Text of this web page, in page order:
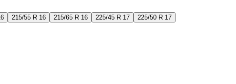
215/55 R 16 215/65 R 16 225/45 R 17 225/50 R 17